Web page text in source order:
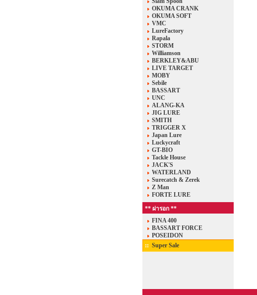
OKUMA CRANK
OKUMA SOFT
VMC
LureFactory
Rapala
STORM
Williamson
BERKLEY&ABU
LIVE TARGET
MOBY
Sebile
BASSART
UNC
ALANG-KA
JIG LURE
SMITH
TRIGGER X
Japan Lure
Luckycraft
GT-BIO
Tackle House
JACK'S
WATERLAND
Surecatch & Zerek
Z Man
FORTE LURE
** ผ่ารอก **
FINA 400
BASSART FORCE
POSEIDON
Super Sale